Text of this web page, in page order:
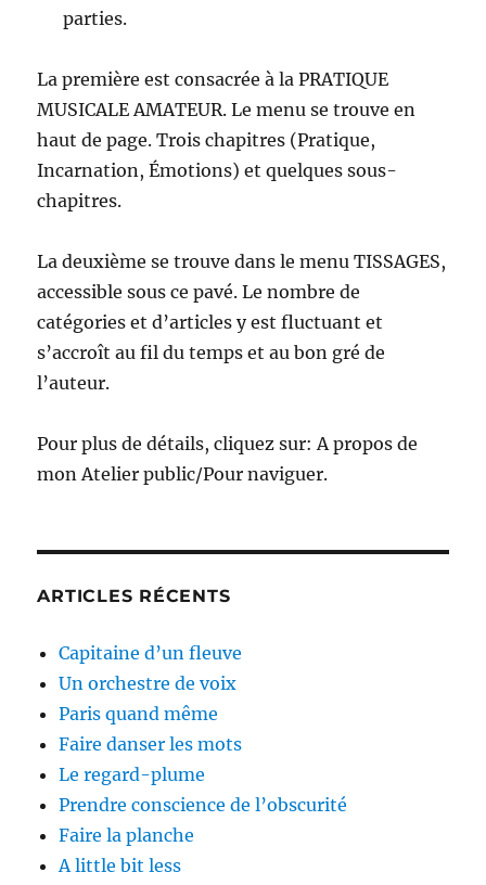
parties.
La première est consacrée à la PRATIQUE
MUSICALE AMATEUR. Le menu se trouve en
haut de page. Trois chapitres (Pratique,
Incarnation, Émotions) et quelques sous-
chapitres.
La deuxième se trouve dans le menu TISSAGES,
accessible sous ce pavé. Le nombre de
catégories et d’articles y est fluctuant et
s’accroît au fil du temps et au bon gré de
l’auteur.
Pour plus de détails, cliquez sur: A propos de
mon Atelier public/Pour naviguer.
ARTICLES RÉCENTS
Capitaine d’un fleuve
Un orchestre de voix
Paris quand même
Faire danser les mots
Le regard-plume
Prendre conscience de l’obscurité
Faire la planche
A little bit less